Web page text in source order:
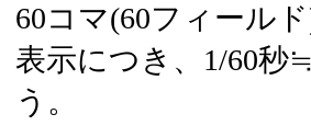
60コマ(60フィール
表示につき、1/60秒
う。